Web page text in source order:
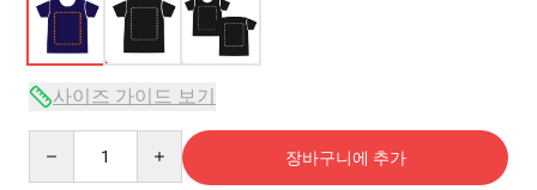
사이즈 가이드 보기
장바구니에 추가